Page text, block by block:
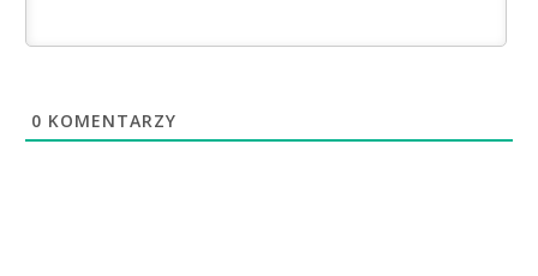
0 KOMENTARZY